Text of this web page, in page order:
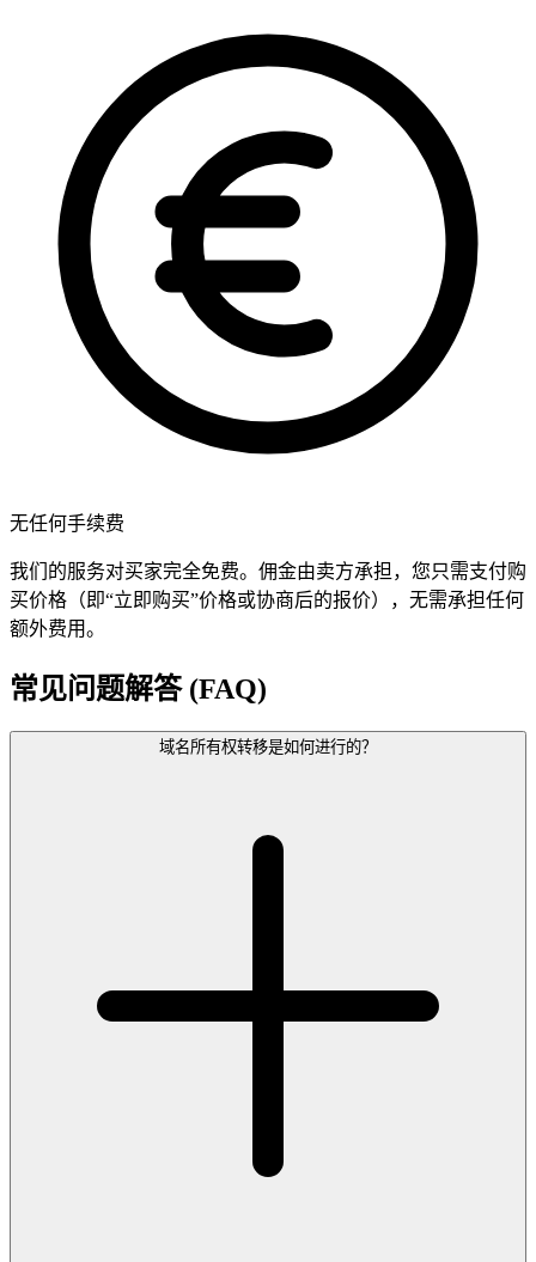
无任何手续费
我们的服务对买家完全免费。佣金由卖方承担，您只需支付购
买价格（即“立即购买”价格或协商后的报价），无需承担任何
额外费用。
常见问题解答 (FAQ)
域名所有权转移是如何进行的？